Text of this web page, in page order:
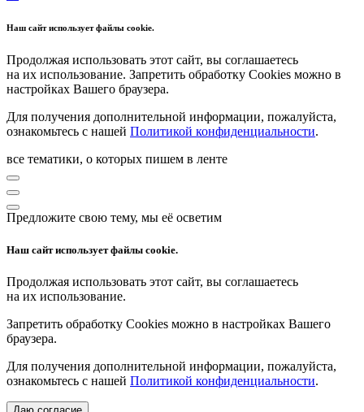
Наш сайт использует файлы cookie.
Продолжая использовать этот сайт, вы соглашаетесь
на их использование. Запретить обработку Cookies можно в
настройках Вашего браузера.
Для получения дополнительной информации, пожалуйста,
ознакомьтесь с нашей Политикой конфиденциальности.
все тематики, о которых пишем в ленте
Предложите свою тему, мы её осветим
Наш сайт использует файлы cookie.
Продолжая использовать этот сайт, вы соглашаетесь
на их использование.
Запретить обработку Cookies можно в настройках Вашего
браузера.
Для получения дополнительной информации, пожалуйста,
ознакомьтесь с нашей Политикой конфиденциальности.